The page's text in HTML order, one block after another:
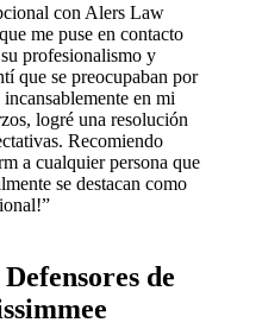
con Alers Law
me puse en contacto
profesionalismo y
que se preocupaban por
en mi
logré una resolución
Recomiendo
a cualquier persona que
se destacan como
de